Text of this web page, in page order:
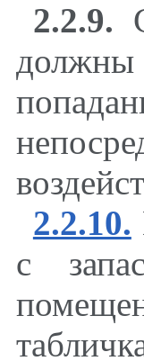
2.2.9.
2.2.10.
с